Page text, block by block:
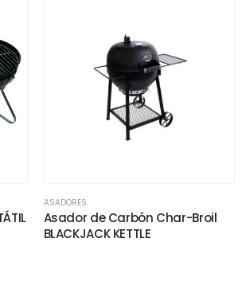
ASADORES
Asador de Carbón Char-Broil
BLACKJACK KETTLE